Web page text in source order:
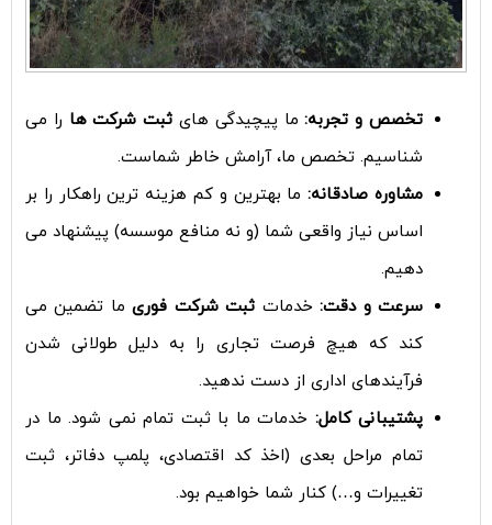
تخصص و تجربه:ما پیچیدگی های ثبت شرکت ها را می
شناسیم. تخصص ما، آرامش خاطر شماست.
مشاوره صادقانه:ما بهترین و کم هزینه ترین راهکار را بر
اساس نیاز واقعی شما (و نه منافع موسسه) پیشنهاد می
دهیم.
سرعت و دقت:خدمات ثبت شرکت فوریما تضمین می
کند که هیچ فرصت تجاری را به دلیل طولانی شدن
فرآیندهای اداری از دست ندهید.
پشتیبانی کامل: خدمات ما با ثبت تمام نمی شود. ما در
تمام مراحل بعدی (اخذ کد اقتصادی، پلمپ دفاتر، ثبت
تغییرات و…) کنار شما خواهیم بود.